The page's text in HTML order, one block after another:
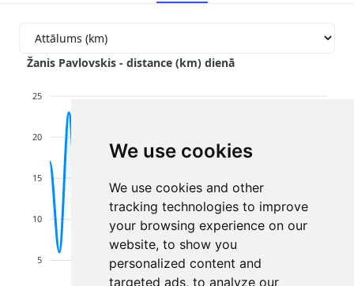
We use cookies
We use cookies and other
tracking technologies to improve
your browsing experience on our
website, to show you
personalized content and
targeted ads, to analyze our
Žanis Pavlovskis - distance (km) dienā
25
20
15
10
5